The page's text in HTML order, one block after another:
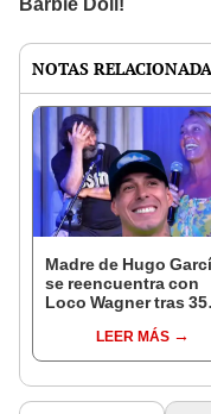
NOTAS
Madre de Hugo
se reencuentra con
Loco Wagner tras 35
exponer sus
juntos
LEER MÁS